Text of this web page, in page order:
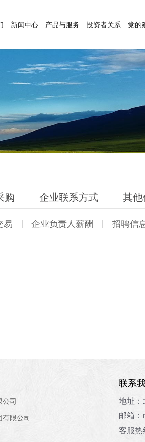
新闻中心 产品与服务 投资者关系 党的
易 企业负责人薪酬 招聘信
购 企业联系方式 其他
公司
有限公司
联系
地址：
邮箱：
客服热